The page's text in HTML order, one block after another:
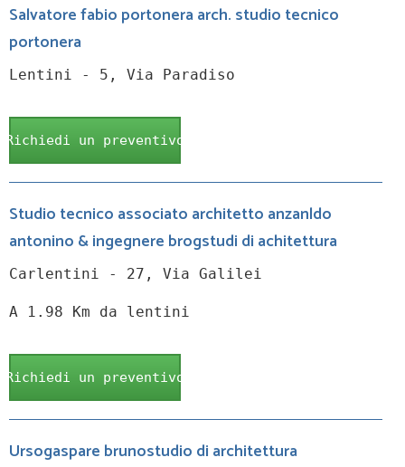
Salvatore fabio portonera arch. studio tecnico
portonera
Lentini - 5, Via Paradiso
Richiedi un preventivo
Studio tecnico associato architetto anzanldo
antonino & ingegnere brogstudi di achitettura
Carlentini - 27, Via Galilei
A 1.98 Km da lentini
Richiedi un preventivo
Ursogaspare brunostudio di architettura